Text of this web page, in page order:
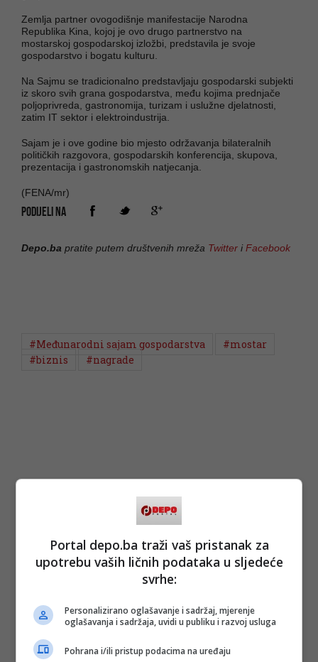
Zemlja partner ovogodišnje manifestacije Narodna
Republika Kina, kojoj je ovo drugo partnerstvo na
mostarskoj gospodarskoj izložbi, predstavila je svoje
gospodarstvo i bogatu kulturu.
Na Sajmu se tradicionalno predstavljaju gospodarski subjekti
iz skoro svih grana gospodarstva, među kojima prednjače
poljoprivreda, gastronomija, turizam i uslužne djelatnosti,
zatim IT sektor i elektroindustrija.
Sajam je i ove godine bio mjesto održavanja bilateralnih
političkih razgovora, gospodarskih konferencija, skupova,
prezentacija i gastronomskih natjecanja.
(FENA/mr)
PODIJELI NA
Depo.ba pratite putem društvenih mreža Twitter iFacebook
#Međunarodni sajam gospodarstva
#mostar
#biznis
#nagrade
Portal depo.ba traži vaš pristanak za
upotrebu vaših ličnih podataka u sljedeće
svrhe:
Personalizirano oglašavanje i sadržaj, mjerenje
oglašavanja i sadržaja, uvidi u publiku i razvoj usluga
Pohrana i/ili pristup podacima na uređaju